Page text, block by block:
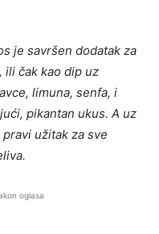
je savršen dodatak za
ili čak kao dip uz
limuna, senfa, i
pikantan ukus. A uz
užitak za sve
oglasa